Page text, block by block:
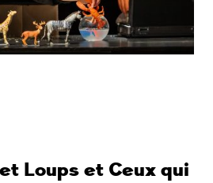
Loups et Ceux qui